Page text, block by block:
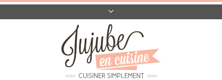
CONTACT
CODES PROMO
MATÉRIEL
CUISINER SIMPLEMENT